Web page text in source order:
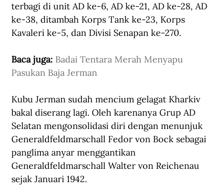
terbagi di unit AD ke-6, AD ke-21, AD ke-28, AD
ke-38, ditambah Korps Tank ke-23, Korps
Kavaleri ke-5, dan Divisi Senapan ke-270.
Baca juga: Badai Tentara Merah Menyapu
Pasukan Baja Jerman
Kubu Jerman sudah mencium gelagat Kharkiv
bakal diserang lagi. Oleh karenanya Grup AD
Selatan mengonsolidasi diri dengan menunjuk
Generaldfeldmarschall Fedor von Bock sebagai
panglima anyar menggantikan
Generaldfeldmarschall Walter von Reichenau
sejak Januari 1942.